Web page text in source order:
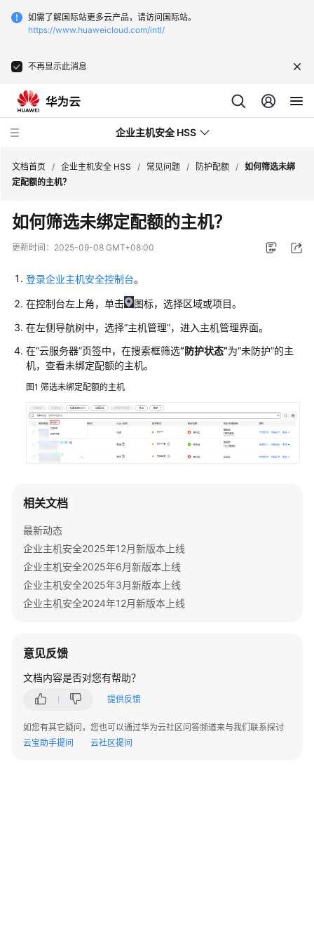
如需了解国际站更多云产品，请访问国际站。
https://www.huaweicloud.com/intl/
不再显示此消息
企业主机安全 HSS
最
新
动
术
画
册
产
品
绍
计
费
快
入
门
用
南
最
践
文档首页 / 企业主机安全 HSS / 常见问题 / 防护配额 / 如何筛选未绑
定配额的主机？
如何筛选未绑定配额的主机？
更新时间： 2025-09-08 GMT+08:00
登录企业主机安全控制台。
在控制台左上角，单击
图标，选择区域或项目。
在左侧导航树中，选择“主机管理”，进入主机管理界面。
在“云服务器”页签中，在搜索框筛选“防护状态”为“未防护”的主
机，查看未绑定配额的主机。
图1 筛选未绑定配额的主机
相关文档
最新动态
企业主机安全2025年12月新版本上线
企业主机安全2025年6月新版本上线
企业主机安全2025年3月新版本上线
企业主机安全2024年12月新版本上线
意见反馈
文档内容是否对您有帮助？
提供反馈
如您有其它疑问，您也可以通过华为云社区问答频道来与我们联系探讨
云宝助手提问
云社区提问